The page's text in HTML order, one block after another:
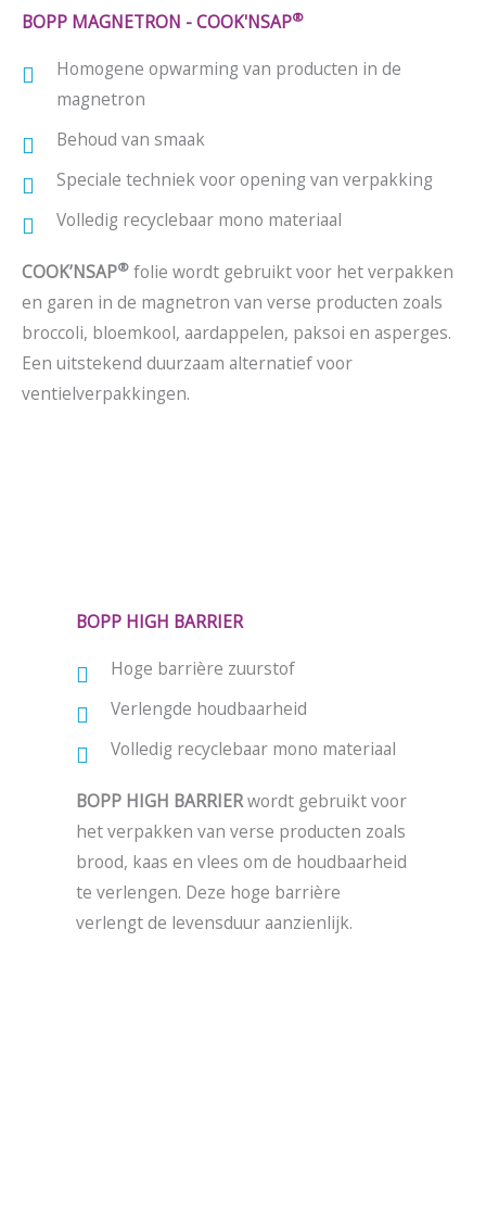
BOPP MAGNETRON - COOK'NSAP®
Homogene opwarming van producten in de
magnetron
Behoud van smaak
Speciale techniek voor opening van verpakking
Volledig recyclebaar mono materiaal
COOK’NSAP® folie wordt gebruikt voor het verpakken
en garen in de magnetron van verse producten zoals
broccoli, bloemkool, aardappelen, paksoi en asperges.
Een uitstekend duurzaam alternatief voor
ventielverpakkingen.
BOPP HIGH BARRIER
Hoge barrière zuurstof
Verlengde houdbaarheid
Volledig recyclebaar mono materiaal
BOPP HIGH BARRIERwordt gebruikt voor
het verpakken van verse producten zoals
brood, kaas en vlees om de houdbaarheid
te verlengen. Deze hoge barrière
verlengt de levensduur aanzienlijk.